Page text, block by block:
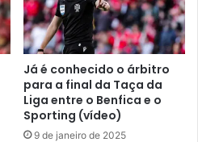
Já é conhecido o árbitro
para a final da Taça da
Liga entre o Benfica e o
Sporting (vídeo)
9 de janeiro de 2025